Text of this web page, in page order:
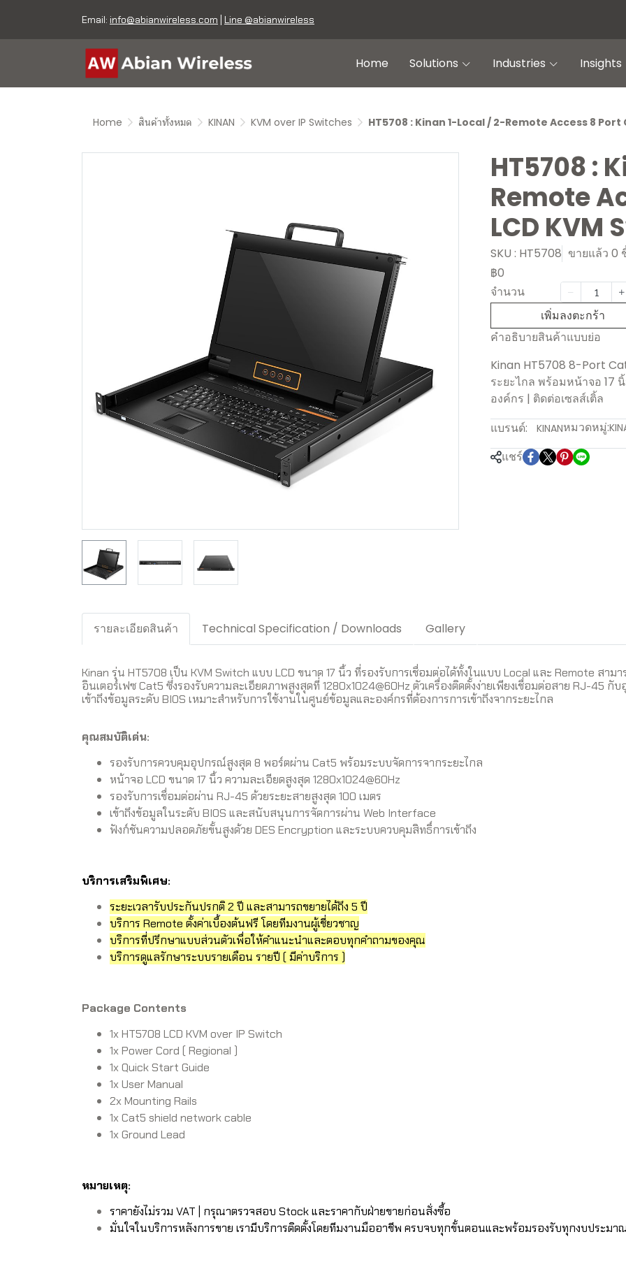
Email: info@abianwireless.com Line @abianwireless
Home Solutions Industries Insights
Home สินค้าทั้งหมด KINAN KVM over IP Switches HT5708 : Kinan 1-Local / 2-Remote Access 8 Port
HT5708 :
Remote
LCD KVM
SKU : HT5708 ขายแล้ว 0
฿0
จำนวน
เพิ่มลงตะกร้า
คำอธิบายสินค้าแบบย่อ
Kinan HT5708 8-Port
ระยะไกล พร้อมหน้าจอ 17
องค์กร | ติดต่อเซลส์เติ้ล
แบรนด์:
KINANหมวดหมู่:
แชร์
รายละเอียดสินค้า Technical Specification / Downloads Gallery
Kinan รุ่น HT5708 เป็น KVM Switch แบบ LCD ขนาด 17 นิ้ว ที่รองรับการเชื่อมต่อได้ทั้งในแบบ Local และ Remote สา
อินเตอร์เฟซ Cat5 ซึ่งรองรับความละเอียดภาพสูงสุดที่ 1280x1024@60Hz ตัวเครื่องติดตั้งง่ายเพียงเชื่อมต่อสาย RJ-45
เข้าถึงข้อมูลระดับ BIOS เหมาะสำหรับการใช้งานในศูนย์ข้อมูลและองค์กรที่ต้องการการเข้าถึงจากระยะไกล
คุณสมบัติเด่น:
รองรับการควบคุมอุปกรณ์สูงสุด 8 พอร์ตผ่าน Cat5 พร้อมระบบจัดการจากระยะไกล
หน้าจอ LCD ขนาด 17 นิ้ว ความละเอียดสูงสุด 1280x1024@60Hz
รองรับการเชื่อมต่อผ่าน RJ-45 ด้วยระยะสายสูงสุด 100 เมตร
เข้าถึงข้อมูลในระดับ BIOS และสนับสนุนการจัดการผ่าน Web Interface
ฟังก์ชันความปลอดภัยขั้นสูงด้วย DES Encryption และระบบควบคุมสิทธิ์การเข้าถึง
บริการเสริมพิเศษ:
ระยะเวลารับประกันปรกติ 2 ปี และสามารถขยายได้ถึง 5 ปี
บริการ Remote ตั้งค่าเบื้องต้นฟรี โดยทีมงานผู้เชี่ยวชาญ
บริการที่ปรึกษาแบบส่วนตัวเพื่อให้คำแนะนำและตอบทุกคำถามของคุณ
บริการดูแลรักษาระบบรายเดือน รายปี ( มีค่าบริการ )
Package Contents
1x HT5708 LCD KVM over IP Switch
1x Power Cord ( Regional )
1x Quick Start Guide
1x User Manual
2x Mounting Rails
1x Cat5 shield network cable
1x Ground Lead
หมายเหตุ:
ราคายังไม่รวม VAT | กรุณาตรวจสอบ Stock และราคากับฝ่ายขายก่อนสั่งซื้อ
มั่นใจในบริการหลังการขาย เรามีบริการติดตั้งโดยทีมงานมืออาชีพ ครบจบทุกขั้นตอนและพร้อมรองรับทุกงบประมา